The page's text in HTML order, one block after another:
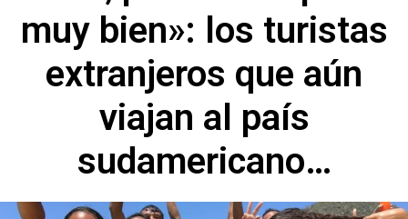
muy bien»: los turistas
extranjeros que aún
viajan al país
sudamericano…